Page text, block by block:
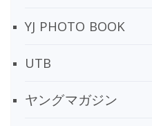
YJ PHOTO BOOK
UTB
ヤングマガジン